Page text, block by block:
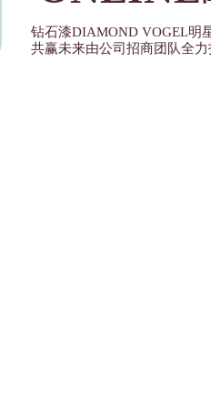
钻石漆DIAMOND VOGEL明
共赢未来由公司招商团队全